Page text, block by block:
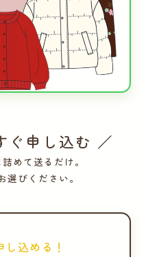
ぐ申し込む ／
めて送るだけ。
選びください。
込める！